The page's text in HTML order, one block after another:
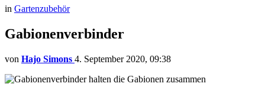
in Gartenzubehör
Gabionenverbinder
von Hajo Simons 4. September 2020, 09:38